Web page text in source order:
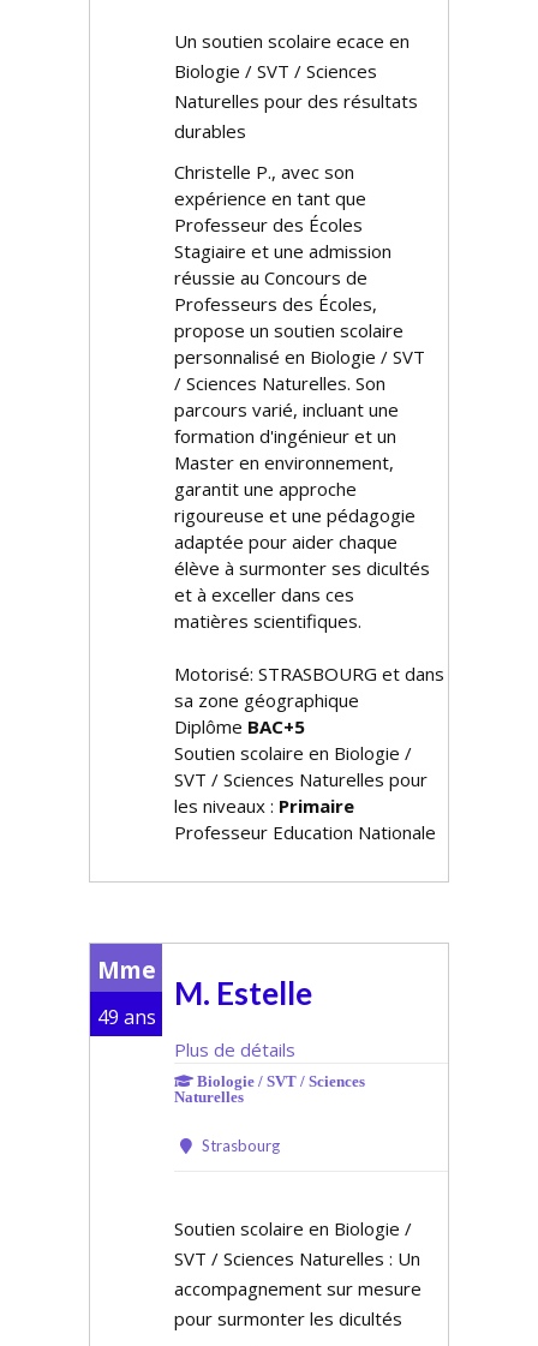
Un soutien scolaire efficace en
Biologie / SVT / Sciences
Naturelles pour des résultats
durables
Christelle P., avec son
expérience en tant que
Professeur des Écoles
Stagiaire et une admission
réussie au Concours de
Professeurs des Écoles,
propose un soutien scolaire
personnalisé en Biologie / SVT
/ Sciences Naturelles. Son
parcours varié, incluant une
formation d'ingénieur et un
Master en environnement,
garantit une approche
rigoureuse et une pédagogie
adaptée pour aider chaque
élève à surmonter ses difficultés
et à exceller dans ces
matières scientifiques.
Motorisé: STRASBOURG et dans
sa zone géographique
Diplôme BAC+5
Soutien scolaire en Biologie /
SVT / Sciences Naturelles pour
les niveaux : Primaire
Professeur Education Nationale
Mme
49 ans
M. Estelle
Plus de détails
Biologie / SVT / Sciences
Naturelles
Strasbourg
Soutien scolaire en Biologie /
SVT / Sciences Naturelles : Un
accompagnement sur mesure
pour surmonter les difficultés